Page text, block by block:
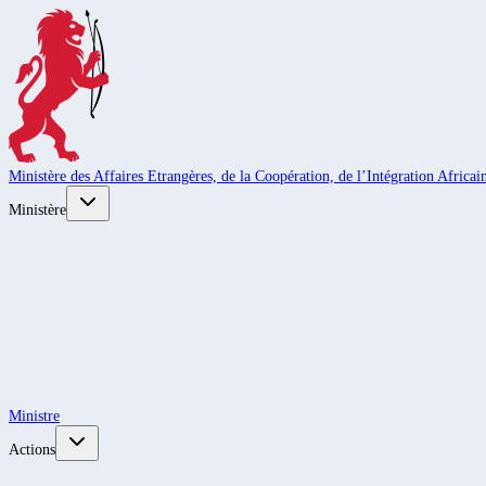
Ministère des Affaires Etrangères, de la Coopération, de l’Intégration
Ministère
Ministre
Actions